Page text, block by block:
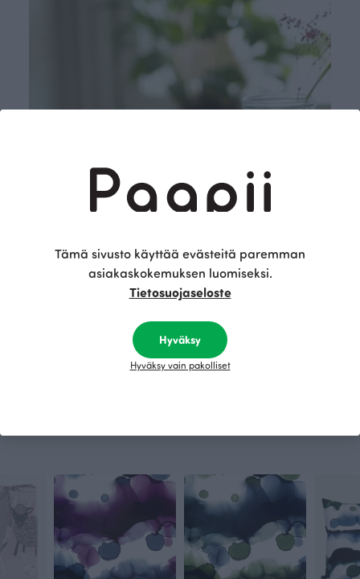
Väritä kotisi
Osta nyt
Tämä sivusto käyttää evästeitä paremman
asiakaskokemuksen luomiseksi.
Tietosuojaseloste
Hyväksy
Hyväksy vain pakolliset